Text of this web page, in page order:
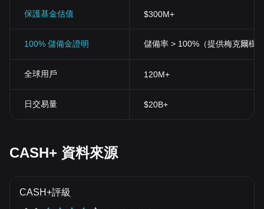
保護基金估值 $300M+
100% 儲備金證明 儲備率 > 100%（提供梅克爾樹
全球用戶 120M+
日交易量 $20B+
CASH+ 資料來源
CASH+評級